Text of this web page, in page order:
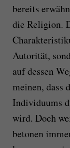
bereits
die Religion.
Autorität,
auf dessen
meinen, dass
Individuums
wird. Doch
betonen